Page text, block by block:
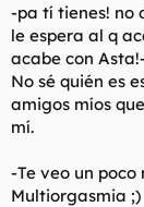
-pa tí tienes! no
le espera al q
acabe con
No sé quién es
amigos míos
mí.
-Te veo un
Multiorgasmia ;)